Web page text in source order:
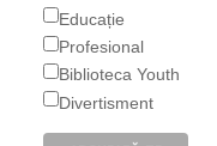
Educație
Profesional
Biblioteca Youth
Divertisment